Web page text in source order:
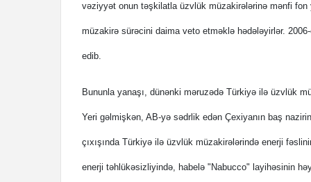
vəziyyət onun təşkilatla üzvlük müzakirələrinə mənfi fon
müzakirə sürəcini daima veto etməklə hədələyirlər.
edib.
Bununla yanaşı, dünənki məruzədə Türkiyə ilə üzvlük
Yeri gəlmişkən, AB-yə sədrlik edən Çexiyanın baş
çıxışında Türkiyə ilə üzvlük müzakirələrində enerji
enerji təhlükəsizliyində, habelə "Nabucco" layihəsinin